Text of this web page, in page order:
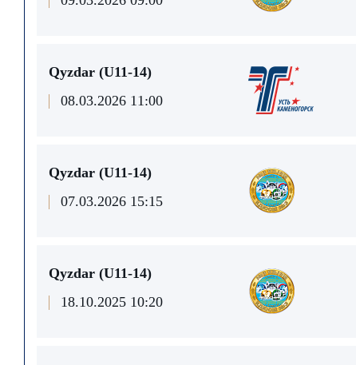
Qyzdar (U11-14)
08.03.2026 11:00
Qyzdar (U11-14)
07.03.2026 15:15
Qyzdar (U11-14)
18.10.2025 10:20